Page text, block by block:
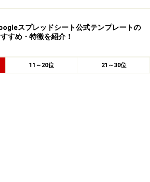
スプレッドシート公式テンプレートの
すめ・特徴を紹介！
11～20位 21～30位